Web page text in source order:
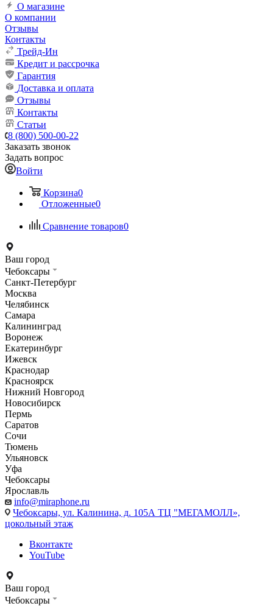
О магазине
О компании
Отзывы
Контакты
Трейд-Ин
Кредит и рассрочка
Гарантия
Доставка и оплата
Отзывы
Контакты
Статьи
8 (800) 500-00-22
Заказать звонок
Задать вопрос
Войти
Корзина0
Отложенные0
Сравнение товаров0
Ваш город
Чебоксары
Санкт-Петербург
Москва
Челябинск
Самара
Калининград
Воронеж
Екатеринбург
Ижевск
Краснодар
Красноярск
Нижний Новгород
Новосибирск
Пермь
Саратов
Сочи
Тюмень
Ульяновск
Уфа
Чебоксары
Ярославль
info@miraphone.ru
Чебоксары, ул. Калинина, д. 105А ТЦ "МЕГАМОЛЛ»,
цокольный этаж
Вконтакте
YouTube
Ваш город
Чебоксары